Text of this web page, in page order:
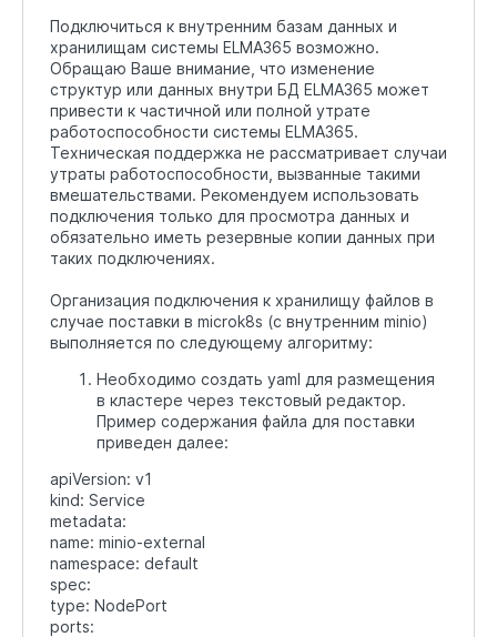
Подключиться к внутренним базам данных и
хранилищам системы ELMA365 возможно.
Обращаю Ваше внимание, что изменение
структур или данных внутри БД ELMA365 может
привести к частичной или полной утрате
работоспособности системы ELMA365.
Техническая поддержка не рассматривает случаи
утраты работоспособности, вызванные такими
вмешательствами. Рекомендуем использовать
подключения только для просмотра данных и
обязательно иметь резервные копии данных при
таких подключениях.
Организация подключения к хранилищу файлов в
случае поставки в microk8s (с внутренним minio)
выполняется по следующему алгоритму:
Необходимо создать yaml для размещения
в кластере через текстовый редактор.
Пример содержания файла для поставки
приведен далее:
apiVersion: v1
kind: Service
metadata:
name: minio-external
namespace: default
spec:
type: NodePort
ports: